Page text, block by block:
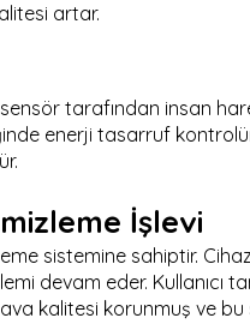
artar.
tarafından insan
enerji tasarruf
İşlevi
sistemine sahiptir.
devam eder. Kullanıcı
kalitesi korunmuş ve bu